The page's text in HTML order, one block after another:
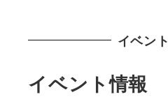
イベン
イベント情報